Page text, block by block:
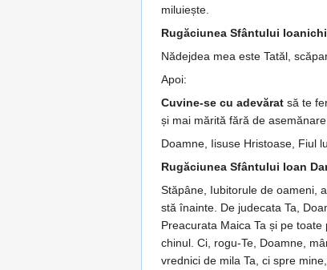
miluiește.
Rugăciunea Sfântului
Nădejdea mea este Tatăl,
Apoi:
Cuvine-se cu adevărat să te
și mai mărită fără de
Doamne, Iisuse Hristoase, Fiul
Rugăciunea Sfântului Ioan
Stăpâne, Iubitorule de oameni,
stă înainte. De judecata Ta,
Preacurata Maica Ta și pe
chi­nul. Ci, rogu-Te, Doamne,
vrednici de mila Ta, ci spre